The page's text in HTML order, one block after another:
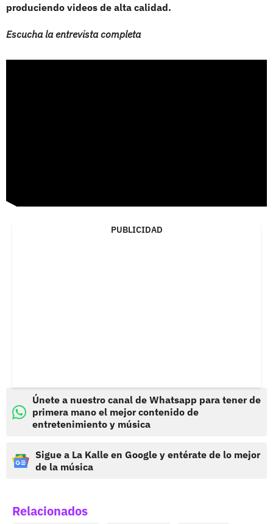
produciendo videos de alta calidad.
Escucha la entrevista completa
PUBLICIDAD
Únete a nuestro canal de Whatsapp para tener de
primera mano el mejor contenido de
entretenimiento y música
Sigue a La Kalle en Google y entérate de lo mejor
de la música
Relacionados